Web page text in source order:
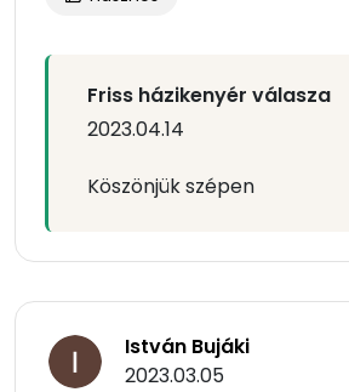
Friss házikenyér válasza
2023.04.14
Köszönjük szépen
István Bujáki
2023.03.05